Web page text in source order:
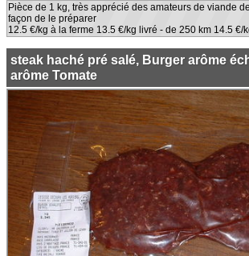
Pièce de 1 kg, très apprécié des amateurs de viande
façon de le préparer
12.5 €/kg à la ferme 13.5 €/kg livré - de 250 km 14.5 €/
steak haché pré salé, Burger arôme
arôme Tomate